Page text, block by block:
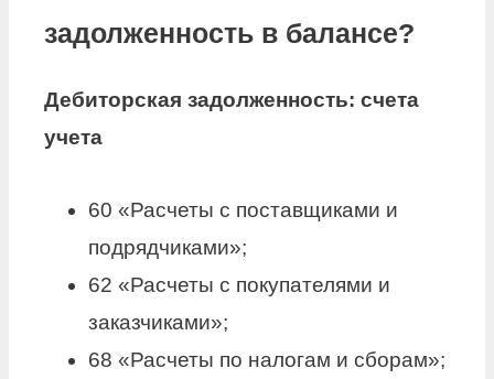
задолженность в балансе?
Дебиторская задолженность: счета
учета
60 «Расчеты с поставщиками и
подрядчиками»;
62 «Расчеты с покупателями и
заказчиками»;
68 «Расчеты по налогам и сборам»;